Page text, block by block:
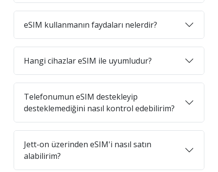
eSIM kullanmanın faydaları nelerdir?
Hangi cihazlar eSIM ile uyumludur?
Telefonumun eSIM destekleyip
desteklemediğini nasıl kontrol edebilirim?
Jett-on üzerinden eSIM'i nasıl satın
alabilirim?